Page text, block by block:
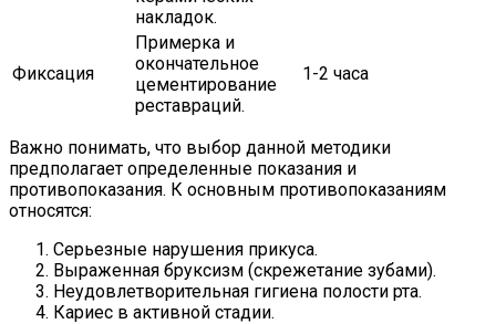
накладок.
Фиксация
Примерка и
окончательное
цементирование
реставраций.
1-2 часа
Важно понимать, что выбор данной методики
предполагает определенные показания и
противопоказания. К основным противопоказаниям
относятся:
Серьезные нарушения прикуса.
Выраженная бруксизм (скрежетание зубами).
Неудовлетворительная гигиена полости рта.
Кариес в активной стадии.